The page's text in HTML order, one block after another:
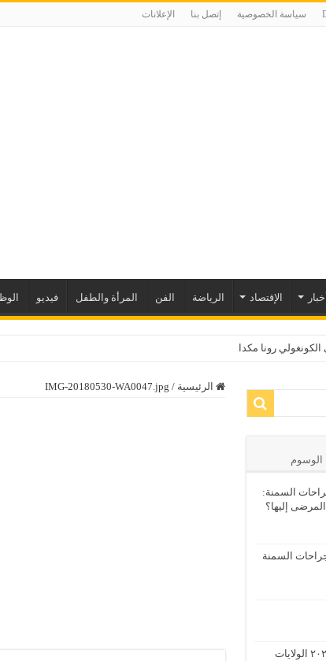
سياسة الخصوصية إتصل بنا الإعلانات
أخبار الإقتصاد الرياضة الفن المرأة والطفل فيديو
رونا مكدانيل تدعو إلى التح
الرئيسية /
IMG-20180530-WA0047.jpg
الوسوم
السمنة:
إليها؟
السمنة
نتائج الانتخابات ٢٠٢٠ الولايات